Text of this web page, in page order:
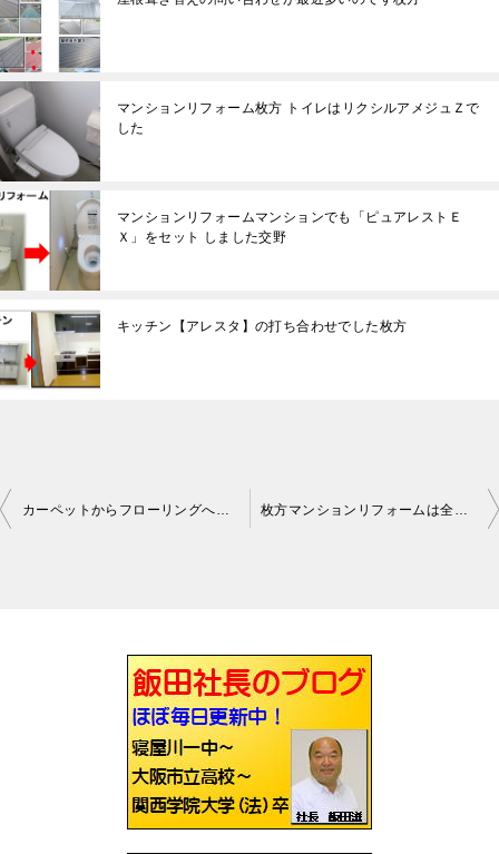
マンションリフォーム枚方 トイレはリクシルアメジュＺで
した
マンションリフォームマンションでも「ピュアレストＥ
Ｘ」をセット しました交野
キッチン【アレスタ】の打ち合わせでした枚方
ゲ
ー
シ
ョ
ン